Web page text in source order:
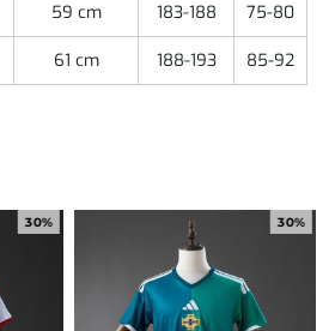
59 cm 183-188 75-80
61 cm 188-193 85-92
30% 30%